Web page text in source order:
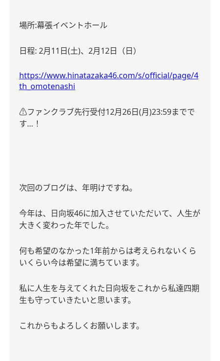
場所:幕張イベントホール
日程: 2月11 日(土)、 2月12日（日）
https://www.hinatazaka46.com/s/official/page/4
th_omotenashi
⚠️ファンクラブ先行受付12月26日(月)23:59までで
す… ！
次回のブログは、年明けですね。
今年は、日向坂46に加入させていただいて、人生が
大きく変わった年でした。
何も希望のなかった1年前からは考えられないくら
いくらい今は希望に満ちています。
私に人生を与えてくれた日向坂をこれから私達四期
生も守っていきたいと思います。
これからもよろしくお願いします。